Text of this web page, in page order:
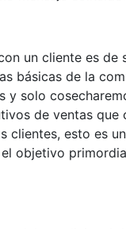
un cliente es
básicas de la
solo
de ventas
clientes, esto es
objetivo